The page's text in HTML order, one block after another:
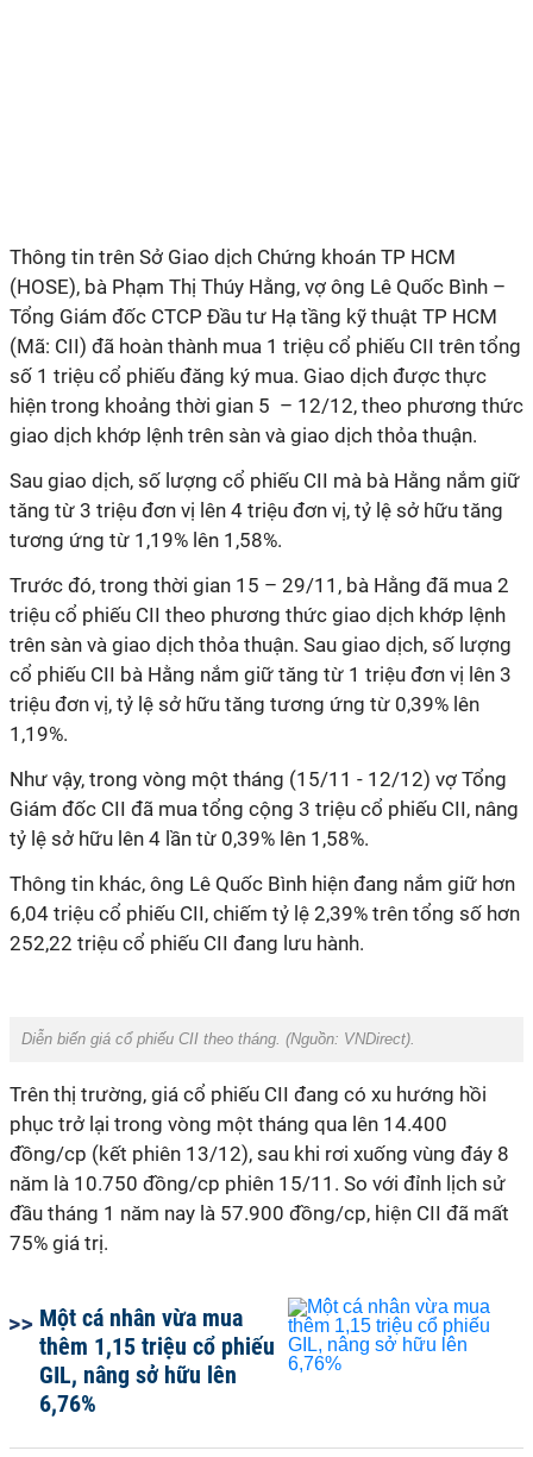
Thông tin trên Sở Giao dịch Chứng khoán TP HCM
(HOSE), bà Phạm Thị Thúy Hằng, vợ ông Lê Quốc Bình –
Tổng Giám đốc CTCP Đầu tư Hạ tầng kỹ thuật TP HCM
(Mã: CII) đã hoàn thành mua 1 triệu cổ phiếu CII trên tổng
số 1 triệu cổ phiếu đăng ký mua. Giao dịch được thực
hiện trong khoảng thời gian 5 – 12/12, theo phương thức
giao dịch khớp lệnh trên sàn và giao dịch thỏa thuận.
Sau giao dịch, số lượng cổ phiếu CII mà bà Hằng nắm giữ
tăng từ 3 triệu đơn vị lên 4 triệu đơn vị, tỷ lệ sở hữu tăng
tương ứng từ 1,19% lên 1,58%.
Trước đó, trong thời gian 15 – 29/11, bà Hằng đã mua 2
triệu cổ phiếu CII theo phương thức giao dịch khớp lệnh
trên sàn và giao dịch thỏa thuận. Sau giao dịch, số lượng
cổ phiếu CII bà Hằng nắm giữ tăng từ 1 triệu đơn vị lên 3
triệu đơn vị, tỷ lệ sở hữu tăng tương ứng từ 0,39% lên
1,19%.
Như vậy, trong vòng một tháng (15/11 - 12/12) vợ Tổng
Giám đốc CII đã mua tổng cộng 3 triệu cổ phiếu CII, nâng
tỷ lệ sở hữu lên 4 lần từ 0,39% lên 1,58%.
Thông tin khác, ông Lê Quốc Bình hiện đang nắm giữ hơn
6,04 triệu cổ phiếu CII, chiếm tỷ lệ 2,39% trên tổng số hơn
252,22 triệu cổ phiếu CII đang lưu hành.
Diễn biến giá cổ phiếu CII theo tháng. (Nguồn: VNDirect).
Trên thị trường, giá cổ phiếu CII đang có xu hướng hồi
phục trở lại trong vòng một tháng qua lên 14.400
đồng/cp (kết phiên 13/12), sau khi rơi xuống vùng đáy 8
năm là 10.750 đồng/cp phiên 15/11. So với đỉnh lịch sử
đầu tháng 1 năm nay là 57.900 đồng/cp, hiện CII đã mất
75% giá trị.
Một cá nhân vừa mua
thêm 1,15 triệu cổ phiếu
GIL, nâng sở hữu lên
6,76%